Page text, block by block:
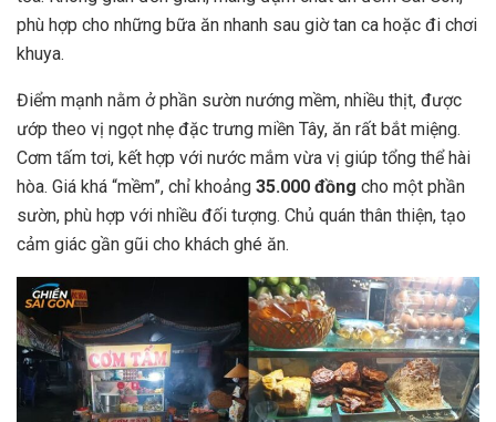
phù hợp cho những bữa ăn nhanh sau giờ tan ca hoặc đi chơi
khuya.
Điểm mạnh nằm ở phần sườn nướng mềm, nhiều thịt, được
ướp theo vị ngọt nhẹ đặc trưng miền Tây, ăn rất bắt miệng.
Cơm tấm tơi, kết hợp với nước mắm vừa vị giúp tổng thể hài
hòa. Giá khá “mềm”, chỉ khoảng 35.000 đồng cho một phần
sườn, phù hợp với nhiều đối tượng. Chủ quán thân thiện, tạo
cảm giác gần gũi cho khách ghé ăn.